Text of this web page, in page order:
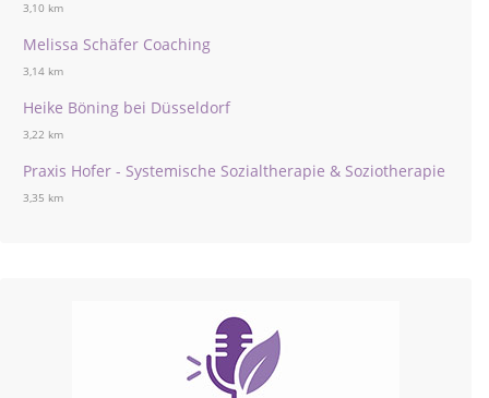
3,10 km
Melissa Schäfer Coaching
3,14 km
Heike Böning bei Düsseldorf
3,22 km
Praxis Hofer - Systemische Sozialtherapie & Soziotherapie
3,35 km